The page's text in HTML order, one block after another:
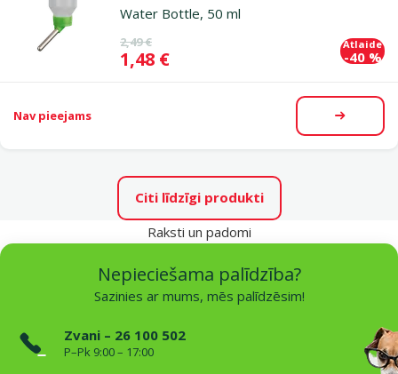
Water Bottle, 50 ml
Oriģinālā cena
2,49 €
Cena
1,48 €
Atlaide
-40 %
Nav pieejams Apskatīt
Citi līdzīgi produkti
Raksti un padomi
Nepieciešama palīdzība?
Sazinies ar mums, mēs palīdzēsim!
Zvani – 26 100 502
P–Pk 9:00 – 17:00